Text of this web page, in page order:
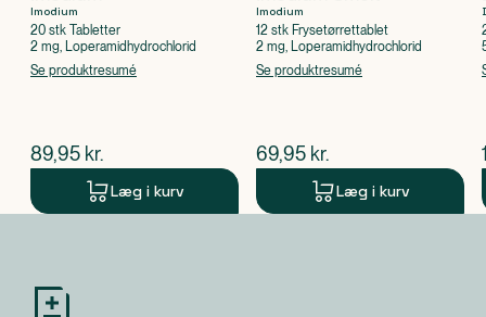
Imodium
20 stk Tabletter
2 mg, Loperamidhydrochlorid
Se produktresumé
$nuværende pris
89,95 kr.
Læg i kurv
Imodium
12 stk Frysetørrettablet
2 mg, Loperamidhydrochlorid
Se produktresumé
$nuværende pris
69,95 kr.
Læg i kurv